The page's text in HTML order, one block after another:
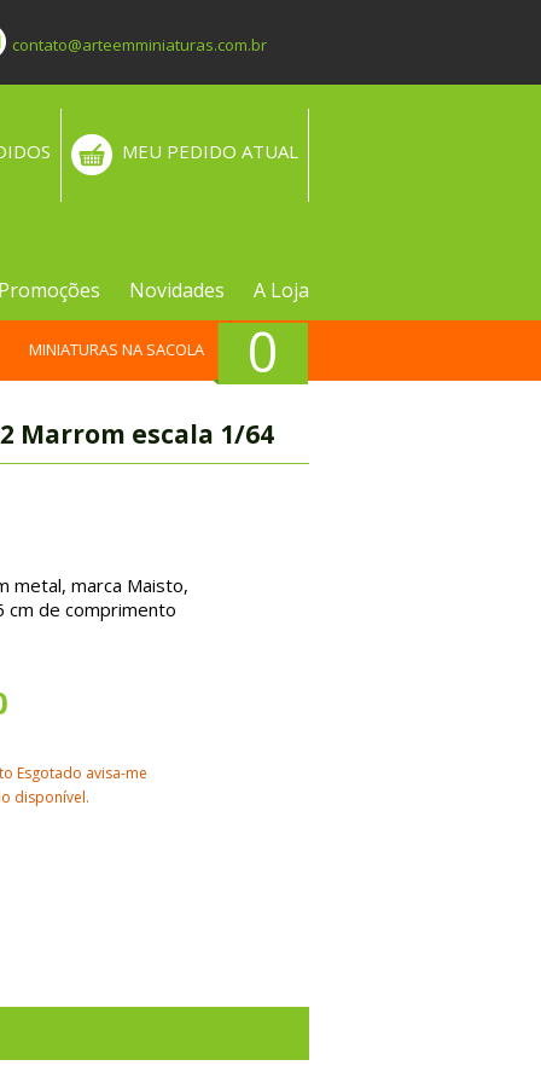
contato@arteemminiaturas.com.br
MEU PEDIDO ATUAL
Promoções Novidades A Loja
0
MINIATURAS NA SACOLA
Marrom escala 1/64
metal, marca Maisto,
cm de comprimento
Esgotado avisa-me
disponível.